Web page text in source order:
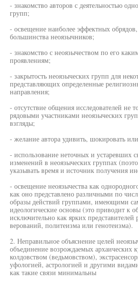
- знакомство авторов с деятельностью
групп;
- освещение наиболее эффектных
большинства неоязычников;
- знакомство с неоязычеством по его
проявлениям;
- закрытость неоязыческих групп для
представляющих определенные
направления;
- отсутствие общения исследователей не
рядовыми участниками неоязыческих
взгляды;
- желание автора удивить, шокировать или
- использование неточных и устаревших
изменений в неоязыческих группах
указывать время и источник получения
- освещение неоязычества как
как оно представлено различными по
образы действий группами, имеющими
идеологические основы (это приводит к
исключительно как ярких
верований, политеизма или генотеизма).
2. Неправильное объяснение целей
объединение возрождаемых архаических
колдовством (ведьмовством),
уфологией, астрологией и другими
как такие связи минимальны